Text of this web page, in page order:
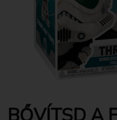
BŐVÍTSD A